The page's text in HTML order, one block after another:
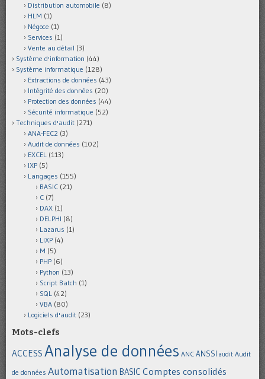
Distribution automobile (8)
HLM (1)
Négoce (1)
Services (1)
Vente au détail (3)
Système d'information (44)
Système informatique (128)
Extractions de données (43)
Intégrité des données (20)
Protection des données (44)
Sécurité informatique (52)
Techniques d'audit (271)
ANA-FEC2 (3)
Audit de données (102)
EXCEL (113)
IXP (5)
Langages (155)
BASIC (21)
C (7)
DAX (1)
DELPHI (8)
Lazarus (1)
LIXP (4)
M (5)
PHP (6)
Python (13)
Script Batch (1)
SQL (42)
VBA (80)
Logiciels d'audit (23)
Mots-clefs
ACCESS Analyse de données ANC ANSSI audit Audit
de données Automatisation BASIC Comptes consolidés